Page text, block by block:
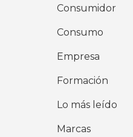
Consumidor
Consumo
Empresa
Formación
Lo más leído
Marcas